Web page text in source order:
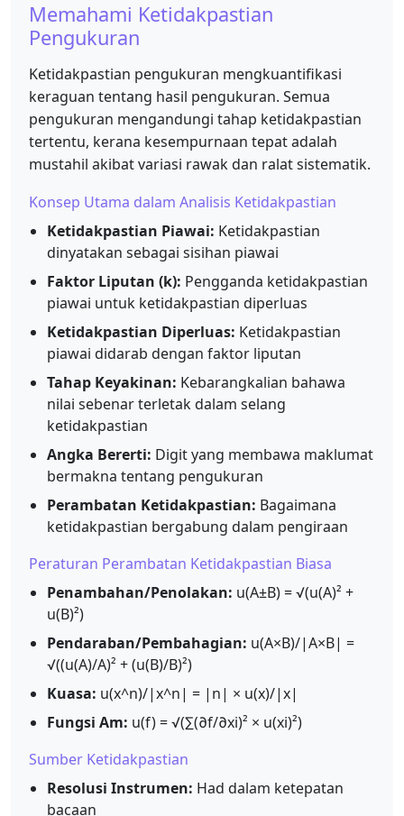
Memahami Ketidakpastian
Pengukuran
Ketidakpastian pengukuran mengkuantifikasi
keraguan tentang hasil pengukuran. Semua
pengukuran mengandungi tahap ketidakpastian
tertentu, kerana kesempurnaan tepat adalah
mustahil akibat variasi rawak dan ralat sistematik.
Konsep Utama dalam Analisis Ketidakpastian
Ketidakpastian Piawai: Ketidakpastian
dinyatakan sebagai sisihan piawai
Faktor Liputan (k): Pengganda ketidakpastian
piawai untuk ketidakpastian diperluas
Ketidakpastian Diperluas: Ketidakpastian
piawai didarab dengan faktor liputan
Tahap Keyakinan: Kebarangkalian bahawa
nilai sebenar terletak dalam selang
ketidakpastian
Angka Bererti: Digit yang membawa maklumat
bermakna tentang pengukuran
Perambatan Ketidakpastian: Bagaimana
ketidakpastian bergabung dalam pengiraan
Peraturan Perambatan Ketidakpastian Biasa
Penambahan/Penolakan: u(A±B) = √(u(A)² +
u(B)²)
Pendaraban/Pembahagian: u(A×B)/|A×B| =
√((u(A)/A)² + (u(B)/B)²)
Kuasa: u(x^n)/|x^n| = |n| × u(x)/|x|
Fungsi Am: u(f) = √(∑(∂f/∂xi)² × u(xi)²)
Sumber Ketidakpastian
Resolusi Instrumen: Had dalam ketepatan
bacaan